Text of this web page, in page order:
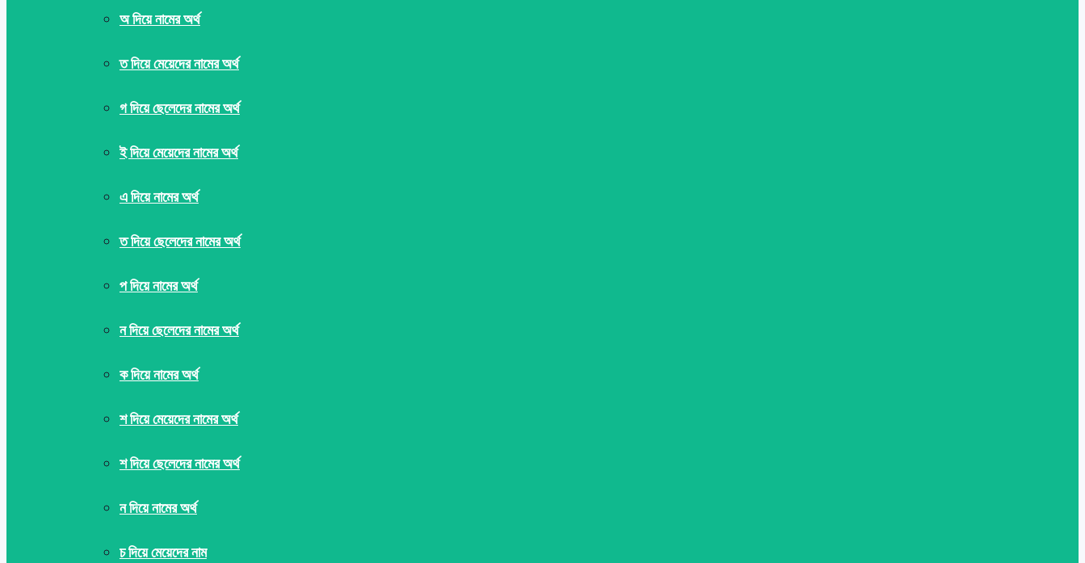
অ দিয়ে নামের অর্থ
ত দিয়ে মেয়েদের নামের অর্থ
গ দিয়ে ছেলেদের নামের অর্থ
ই দিয়ে মেয়েদের নামের অর্থ
এ দিয়ে নামের অর্থ
ত দিয়ে ছেলেদের নামের অর্থ
প দিয়ে নামের অর্থ
ন দিয়ে ছেলেদের নামের অর্থ
ক দিয়ে নামের অর্থ
শ দিয়ে মেয়েদের নামের অর্থ
শ দিয়ে ছেলেদের নামের অর্থ
ন দিয়ে নামের অর্থ
চ দিয়ে মেয়েদের নাম